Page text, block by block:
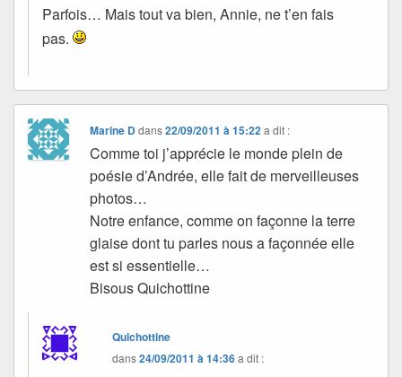
Parfois… Mais tout va bien, Annie, ne t’en fais
pas.
Marine Ddans22/09/2011 à 15:22 a dit :
Comme toi j’apprécie le monde plein de
poésie d’Andrée, elle fait de merveilleuses
photos…
Notre enfance, comme on façonne la terre
glaise dont tu parles nous a façonnée elle
est si essentielle…
Bisous Quichottine
Quichottine
dans24/09/2011 à 14:36a dit :